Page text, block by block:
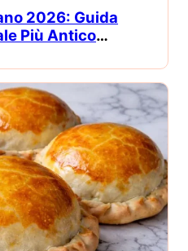
2026: Guida
Più Antico